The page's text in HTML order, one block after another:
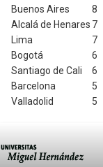
Buenos Aires
8
Alcalá de Henares 7
Lima
7
Bogotá
6
Santiago de Cali
6
Barcelona
5
Valladolid
5